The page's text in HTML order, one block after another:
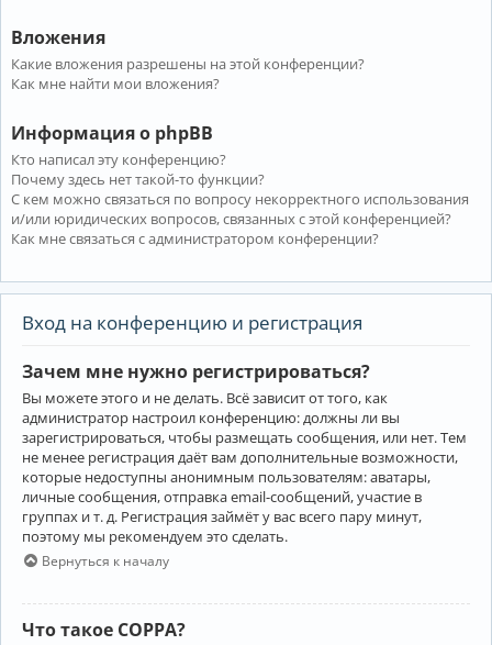
Вложения
Какие вложения разрешены на этой конференции?
Как мне найти мои вложения?
Информация о phpBB
Кто написал эту конференцию?
Почему здесь нет такой-то функции?
С кем можно связаться по вопросу некорректного использования
и/или юридических вопросов, связанных с этой конференцией?
Как мне связаться с администратором конференции?
Вход на конференцию и регистрация
Зачем мне нужно регистрироваться?
Вы можете этого и не делать. Всё зависит от того, как
администратор настроил конференцию: должны ли вы
зарегистрироваться, чтобы размещать сообщения, или нет. Тем
не менее регистрация даёт вам дополнительные возможности,
которые недоступны анонимным пользователям: аватары,
личные сообщения, отправка email-сообщений, участие в
группах и т. д. Регистрация займёт у вас всего пару минут,
поэтому мы рекомендуем это сделать.
Вернуться к началу
Что такое COPPA?